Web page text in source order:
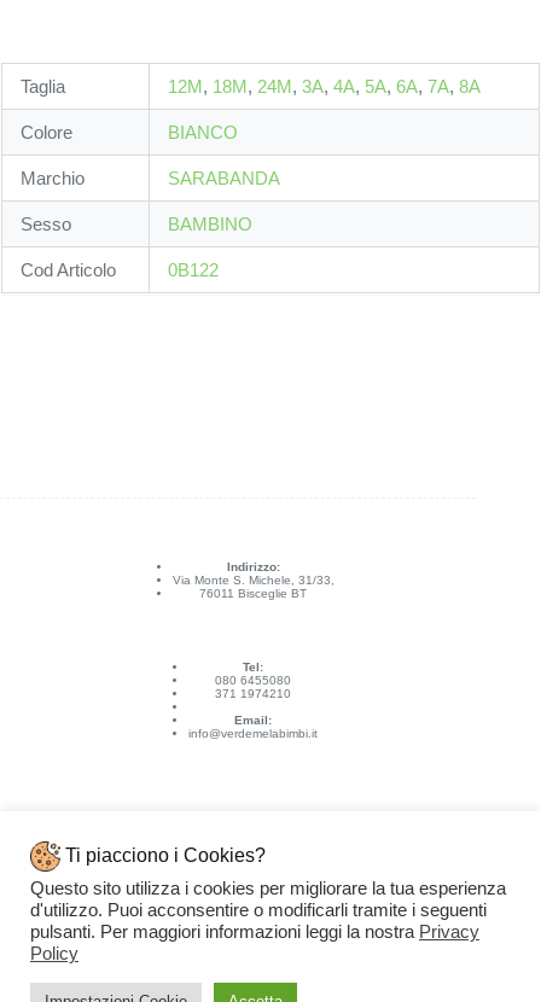
Taglia 12M, 18M, 24M, 3A, 4A, 5A, 6A, 7A, 8A
Colore BIANCO
Marchio SARABANDA
Sesso BAMBINO
Cod Articolo 0B122
Indirizzo:
Via Monte S. Michele, 31/33,
76011 Bisceglie BT
Tel:
080 6455080
371 1974210
Email:
info@verdemelabimbi.it
Link Utili
Spedizioni e pagamenti
Condizioni di vendita
Ti piacciono i Cookies?
Questo sito utilizza i cookies per migliorare la tua esperienza
d'utilizzo. Puoi acconsentire o modificarli tramite i seguenti
pulsanti. Per maggiori informazioni leggi la nostra Privacy
Policy